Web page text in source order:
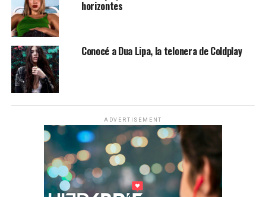
horizontes
Conocé a Dua Lipa, la telonera de Coldplay
ADVERTISEMENT